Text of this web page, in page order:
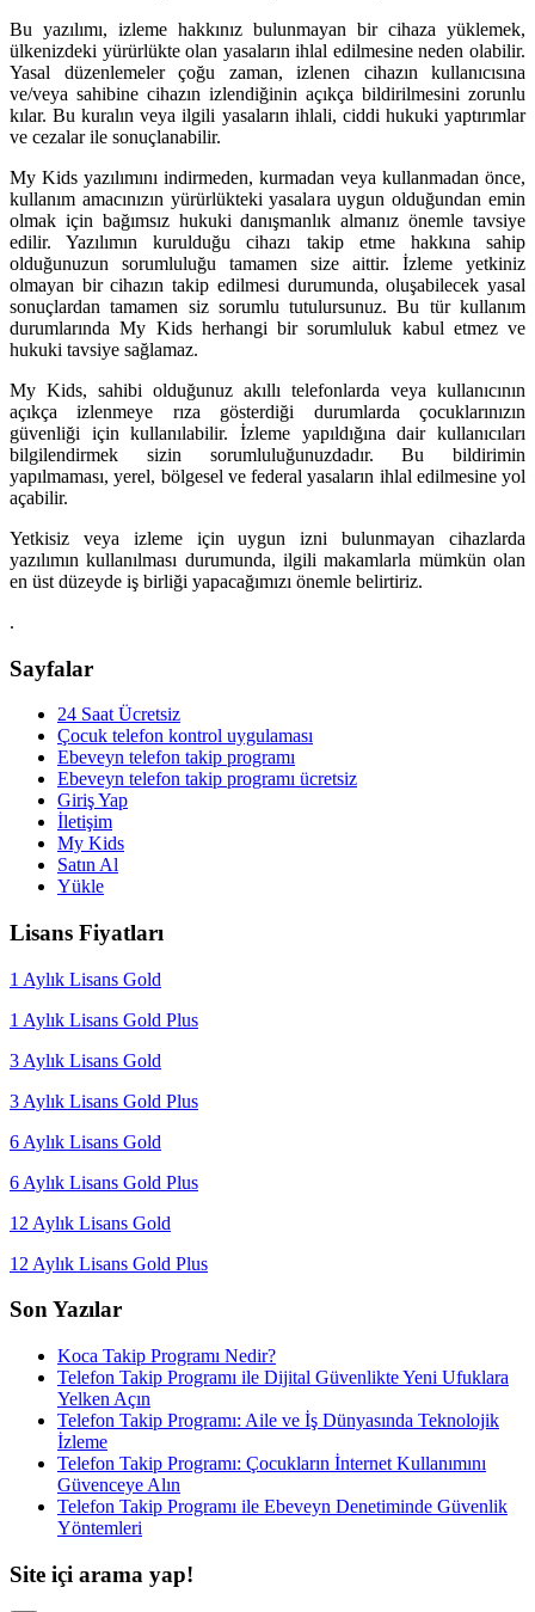
Bu yazılımı, izleme hakkınız bulunmayan bir cihaza yüklemek,
ülkenizdeki yürürlükte olan yasaların ihlal edilmesine neden olabilir.
Yasal düzenlemeler çoğu zaman, izlenen cihazın kullanıcısına
ve/veya sahibine cihazın izlendiğinin açıkça bildirilmesini zorunlu
kılar. Bu kuralın veya ilgili yasaların ihlali, ciddi hukuki yaptırımlar
ve cezalar ile sonuçlanabilir.
My Kids yazılımını indirmeden, kurmadan veya kullanmadan önce,
kullanım amacınızın yürürlükteki yasalara uygun olduğundan emin
olmak için bağımsız hukuki danışmanlık almanız önemle tavsiye
edilir. Yazılımın kurulduğu cihazı takip etme hakkına sahip
olduğunuzun sorumluluğu tamamen size aittir. İzleme yetkiniz
olmayan bir cihazın takip edilmesi durumunda, oluşabilecek yasal
sonuçlardan tamamen siz sorumlu tutulursunuz. Bu tür kullanım
durumlarında My Kids herhangi bir sorumluluk kabul etmez ve
hukuki tavsiye sağlamaz.
My Kids, sahibi olduğunuz akıllı telefonlarda veya kullanıcının
açıkça izlenmeye rıza gösterdiği durumlarda çocuklarınızın
güvenliği için kullanılabilir. İzleme yapıldığına dair kullanıcıları
bilgilendirmek sizin sorumluluğunuzdadır. Bu bildirimin
yapılmaması, yerel, bölgesel ve federal yasaların ihlal edilmesine yol
açabilir.
Yetkisiz veya izleme için uygun izni bulunmayan cihazlarda
yazılımın kullanılması durumunda, ilgili makamlarla mümkün olan
en üst düzeyde iş birliği yapacağımızı önemle belirtiriz.
.
Sayfalar
24 Saat Ücretsiz
Çocuk telefon kontrol uygulaması
Ebeveyn telefon takip programı
Ebeveyn telefon takip programı ücretsiz
Giriş Yap
İletişim
My Kids
Satın Al
Yükle
Lisans Fiyatları
1 Aylık Lisans Gold
1 Aylık Lisans Gold Plus
3 Aylık Lisans Gold
3 Aylık Lisans Gold Plus
6 Aylık Lisans Gold
6 Aylık Lisans Gold Plus
12 Aylık Lisans Gold
12 Aylık Lisans Gold Plus
Son Yazılar
Koca Takip Programı Nedir?
Telefon Takip Programı ile Dijital Güvenlikte Yeni Ufuklara
Yelken Açın
Telefon Takip Programı: Aile ve İş Dünyasında Teknolojik
İzleme
Telefon Takip Programı: Çocukların İnternet Kullanımını
Güvenceye Alın
Telefon Takip Programı ile Ebeveyn Denetiminde Güvenlik
Yöntemleri
Site içi arama yap!